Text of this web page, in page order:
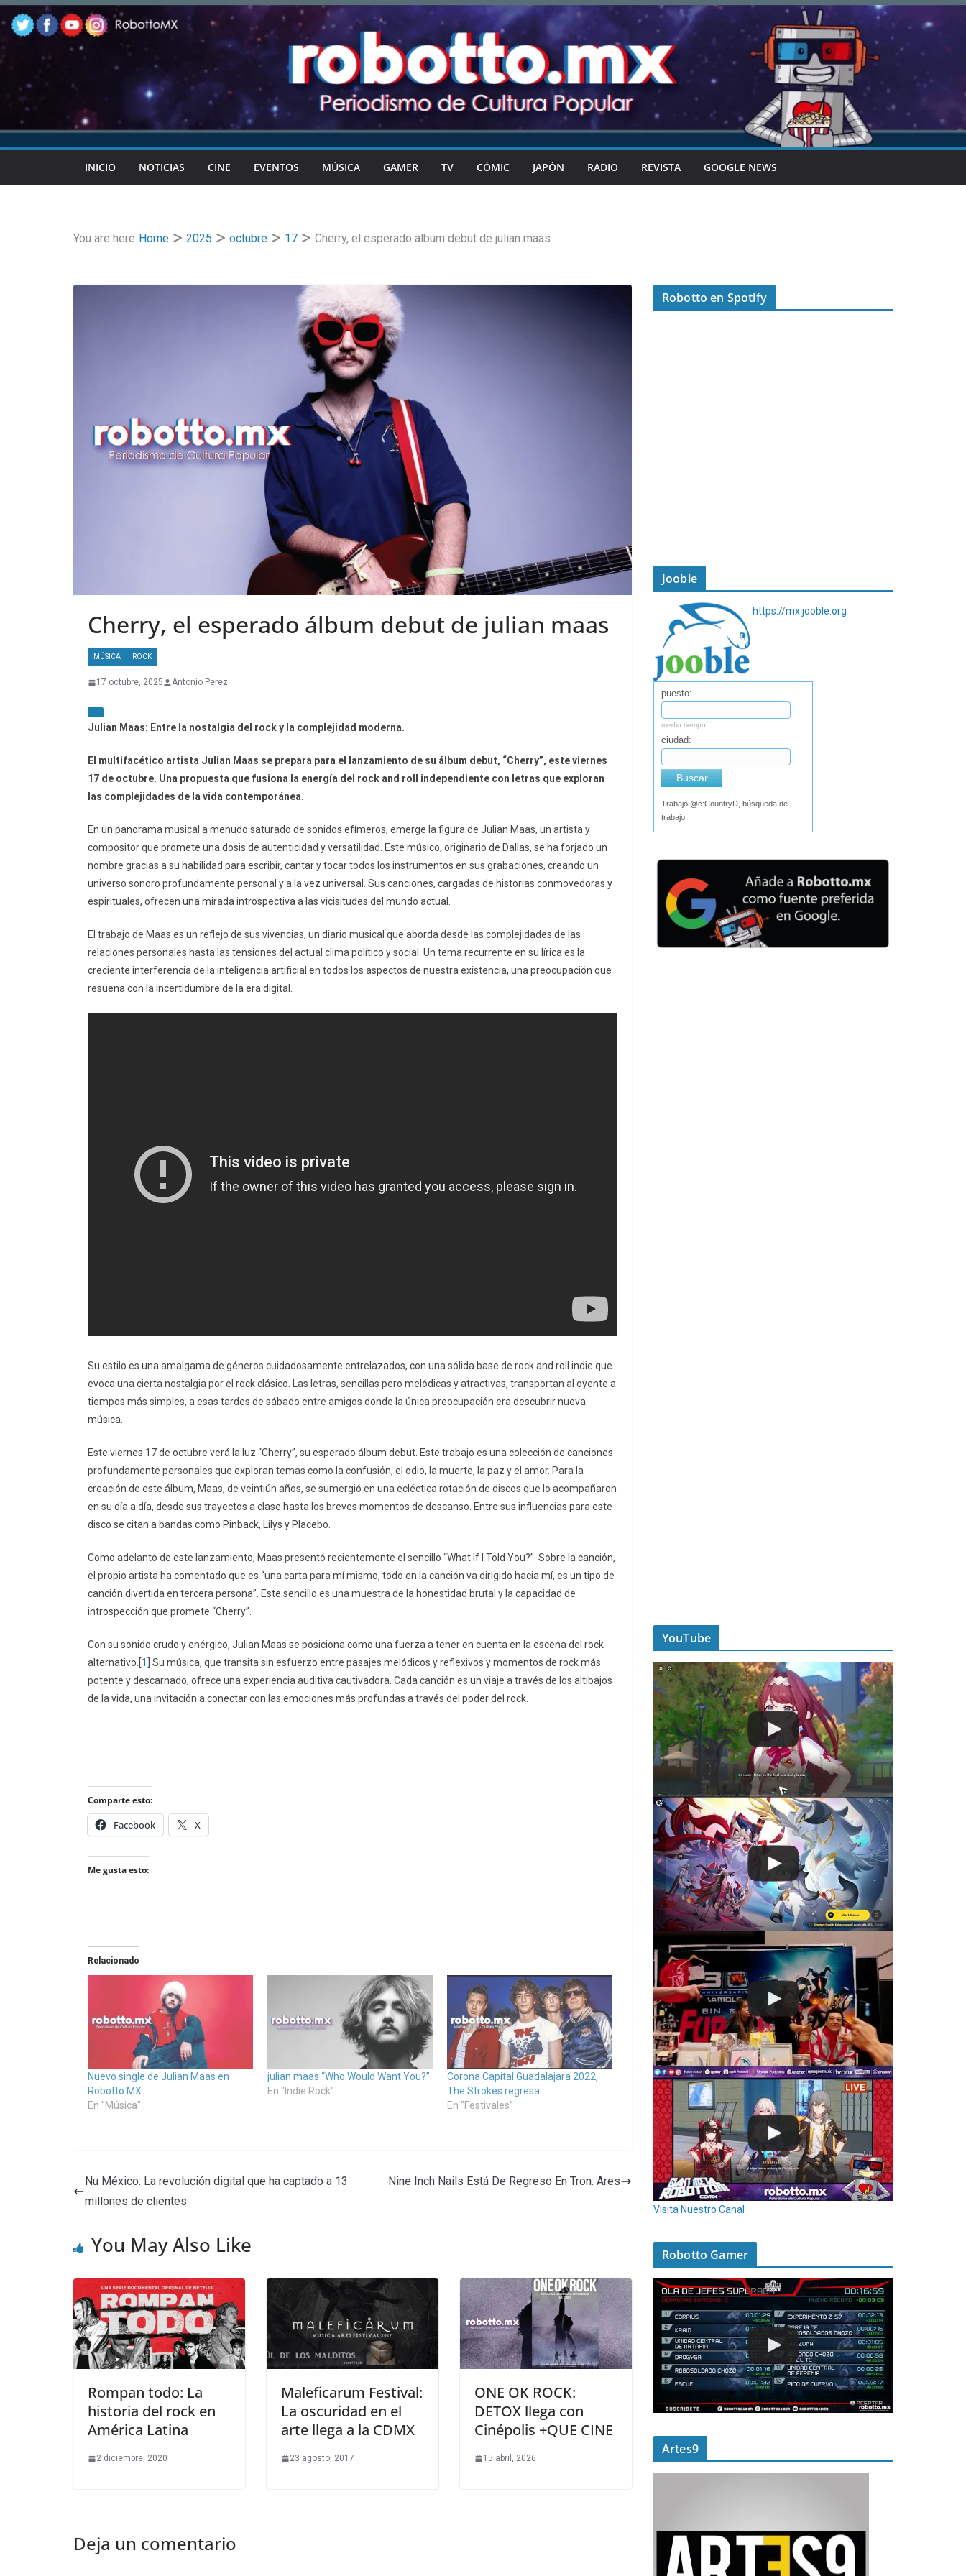
Skip
to
content
INICIO NOTICIAS CINE EVENTOS MÚSICA GAMER TV CÓMIC JAPÓN RADIO REVISTA GOOGLE NEWS
You are here: Home 2025 octubre 17 Cherry, el esperado álbum debut de julian maas
Cherry, el esperado álbum debut de julian maas
MÚSICA ROCK
17 octubre, 2025 Antonio Perez
Julian Maas: Entre la nostalgia del rock y la complejidad moderna.
El multifacético artista Julian Maas se prepara para el lanzamiento de su álbum debut, “Cherry”, este viernes
17 de octubre. Una propuesta que fusiona la energía del rock and roll independiente con letras que exploran
las complejidades de la vida contemporánea.
En un panorama musical a menudo saturado de sonidos efímeros, emerge la figura de Julian Maas, un artista y
compositor que promete una dosis de autenticidad y versatilidad.
Este músico, originario de Dallas, se ha forjado un
nombre gracias a su habilidad para escribir, cantar y tocar todos los instrumentos en sus grabaciones, creando un
universo sonoro profundamente personal y a la vez universal. Sus canciones, cargadas de historias conmovedoras y
espirituales, ofrecen una mirada introspectiva a las vicisitudes del mundo actual.
El trabajo de Maas es un reflejo de sus vivencias, un diario musical que aborda desde las complejidades de las
relaciones personales hasta las tensiones del actual clima político y social. Un tema recurrente en su lírica es la
creciente interferencia de la inteligencia artificial en todos los aspectos de nuestra existencia, una preocupación que
resuena con la incertidumbre de la era digital.
Su estilo es una amalgama de géneros cuidadosamente entrelazados, con una sólida base de rock and roll indie que
evoca una cierta nostalgia por el rock clásico.
Las letras, sencillas pero melódicas y atractivas, transportan al oyente a
tiempos más simples, a esas tardes de sábado entre amigos donde la única preocupación era descubrir nueva
música.
Este viernes 17 de octubre verá la luz “Cherry”, su esperado álbum debut. Este trabajo es una colección de canciones
profundamente personales que exploran temas como la confusión, el odio, la muerte, la paz y el amor. Para la
creación de este álbum, Maas, de veintiún años, se sumergió en una ecléctica rotación de discos que lo acompañaron
en su día a día, desde sus trayectos a clase hasta los breves momentos de descanso. Entre sus influencias para este
disco se citan a bandas como Pinback, Lilys y Placebo.
Como adelanto de este lanzamiento, Maas presentó recientemente el sencillo “What If I Told You?”. Sobre la canción,
el propio artista ha comentado que es “una carta para mí mismo, todo en la canción va dirigido hacia mí, es un tipo de
canción divertida en tercera persona”. Este sencillo es una muestra de la honestidad brutal y la capacidad de
introspección que promete “Cherry”.
Con su sonido crudo y enérgico, Julian Maas se posiciona como una fuerza a tener en cuenta en la escena del rock
alternativo.[1
] Su música, que transita sin esfuerzo entre pasajes melódicos y reflexivos y momentos de rock más
potente y descarnado, ofrece una experiencia auditiva cautivadora. Cada canción es un viaje a través de los altibajos
de la vida, una invitación a conectar con las emociones más profundas a través del poder del rock.
Comparte esto:
Facebook X
Me gusta esto:
Relacionado
Nuevo single de Julian Maas en
Robotto MX
En "Música"
julian maas “Who Would Want You?”
En "Indie Rock"
Corona Capital Guadalajara 2022,
The Strokes regresa.
En "Festivales"
Nu México: La revolución digital que ha captado a 13
millones de clientes
Nine Inch Nails Está De Regreso En Tron: Ares
You May Also Like
Rompan todo: La
historia del rock en
América Latina
2 diciembre, 2020
Maleficarum Festival:
La oscuridad en el
arte llega a la CDMX
23 agosto, 2017
ONE OK ROCK:
DETOX llega con
Cinépolis +QUE CINE
15 abril, 2026
Deja un comentario
Robotto en Spotify
Jooble
https://mx.jooble.org
puesto:
medio tiempo
ciudad:
Buscar
Trabajo @c:CountryD, búsqueda de
trabajo
YouTube
Visita Nuestro Canal
Robotto Gamer
Artes9